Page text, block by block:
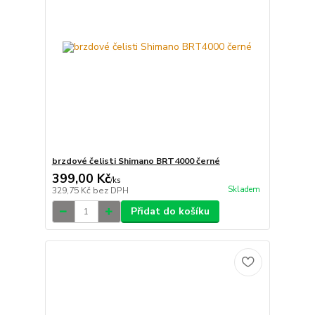
brzdové čelisti Shimano BRT4000 černé
399,00 Kč/ks
329,75 Kč bez DPH Skladem
Přidat do košíku